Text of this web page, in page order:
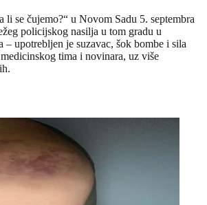
li se čujemo?“ u Novom Sadu 5. septembra
policijskog nasilja u tom gradu u
– upotrebljen je suzavac, šok bombe i sila
tima i novinara, uz više